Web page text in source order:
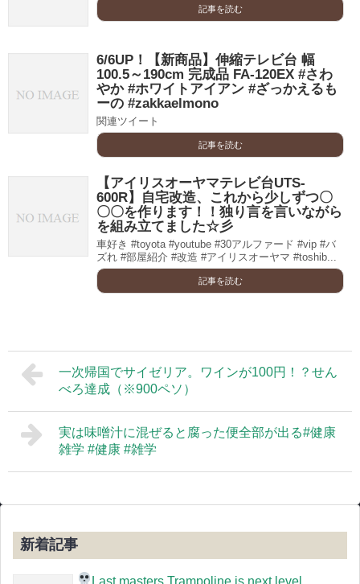
記事を読む
6/6UP！【新商品】伸縮テレビ台 幅
100.5～190cm 完成品 FA-120EX #さわ
やか #ホワイトアイアン #ざっかえるも
ーの #zakkaelmono
関連ツイート
記事を読む
【アイリスオーヤマテレビ台UTS-
600R】自宅改造、これから少しずつ〇
〇〇を作ります！！独り言を言いながら
を組み立てました☆彡
車好き #toyota #youtube #30アルファード #vip #バ
ズれ #部屋紹介 #改造 #アイリスオーヤマ #toshib...
記事を読む
一次帰国でサイゼリア。ワインが100円！？せん
べろ達成（※900ペソ）
実は味噌汁に混ぜると腐った便全部が出る#健康
雑学 #健康 #雑学
新着記事
Last masters Trampoline is next level